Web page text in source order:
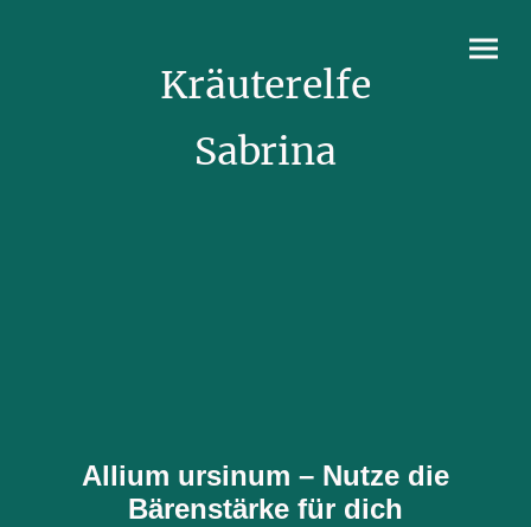
Kräuterelfe
Sabrina
Allium ursinum – Nutze die
Bärenstärke für dich